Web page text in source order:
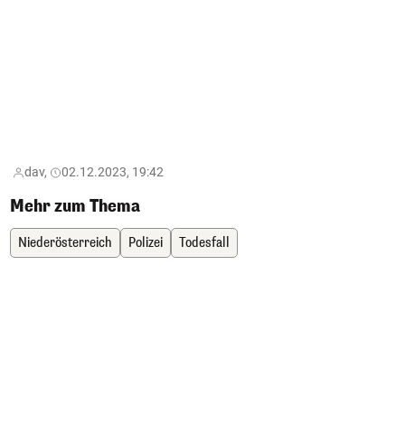
dav, 02.12.2023, 19:42
Mehr zum Thema
Niederösterreich Polizei Todesfall